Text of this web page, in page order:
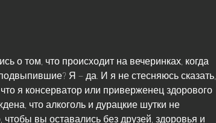
о том, что происходит на вечеринках, когда
Я – да. И я не стесняюсь сказать,
я консерватор или приверженец здорового
что алкоголь и дурацкие шутки не
вы оставались без друзей, здоровья и